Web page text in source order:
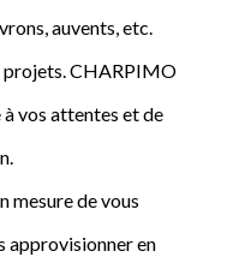
auvents, etc.
projets. CHARPIMO
vos attentes et de
mesure de vous
approvisionner en